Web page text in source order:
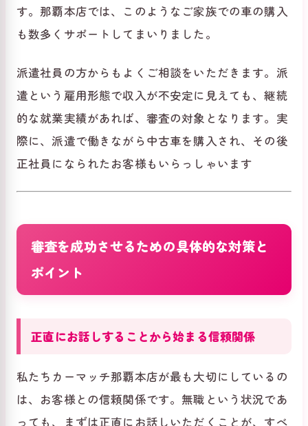
す。那覇本店では、このようなご家族での車の購入
も数多くサポートしてまいりました。
派遣社員の方からもよくご相談をいただきます。派
遣という雇用形態で収入が不安定に見えても、継続
的な就業実績があれば、審査の対象となります。実
際に、派遣で働きながら中古車を購入され、その後
正社員になられたお客様もいらっしゃいます
審査を成功させるための具体的な対策と
ポイント
正直にお話しすることから始まる信頼関係
私たちカーマッチ那覇本店が最も大切にしているの
は、お客様との信頼関係です。無職という状況であ
っても、まずは正直にお話しいただくことが、すべ